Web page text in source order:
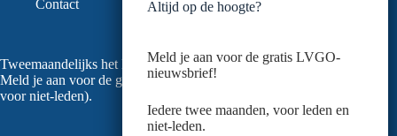
Contact
Tweemaandelijks het laatste nieuws in je mailbox?
Meld je aan voor de gratis nieuwsbrief van de LVGO (ook
voor niet-leden).
Altijd op de hoogte?
Meld je aan voor de gratis LVGO-
nieuwsbrief!
Iedere twee maanden, voor leden en
niet-leden.